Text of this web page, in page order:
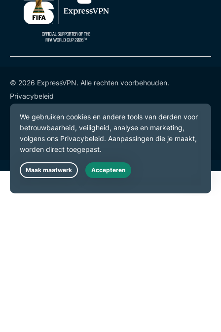
© 2026 ExpressVPN. Alle rechten voorbehouden.
Privacybeleid
Gebruiksvoorwaarden
Cookievoorkeuren